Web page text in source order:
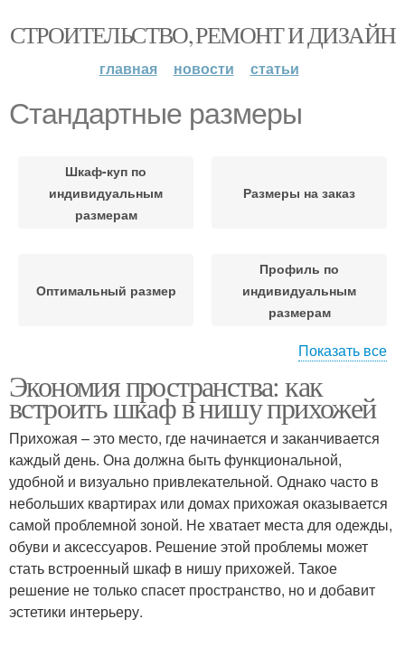
СТРОИТЕЛЬСТВО, РЕМОНТ И ДИЗАЙН
главная новости статьи
Стандартные размеры
Шкаф-куп по
индивидуальным
размерам
Размеры на заказ
Оптимальный размер
Профиль по
индивидуальным
размерам
Основные размеры Американские размеры
Популярные размеры Типовые размеры
Показать все
Экономия пространства: как
встроить шкаф в нишу прихожей
Прихожая – это место, где начинается и заканчивается
каждый день. Она должна быть функциональной,
удобной и визуально привлекательной. Однако часто в
небольших квартирах или домах прихожая оказывается
самой проблемной зоной. Не хватает места для одежды,
обуви и аксессуаров. Решение этой проблемы может
стать встроенный шкаф в нишу прихожей. Такое
решение не только спасет пространство, но и добавит
эстетики интерьеру.